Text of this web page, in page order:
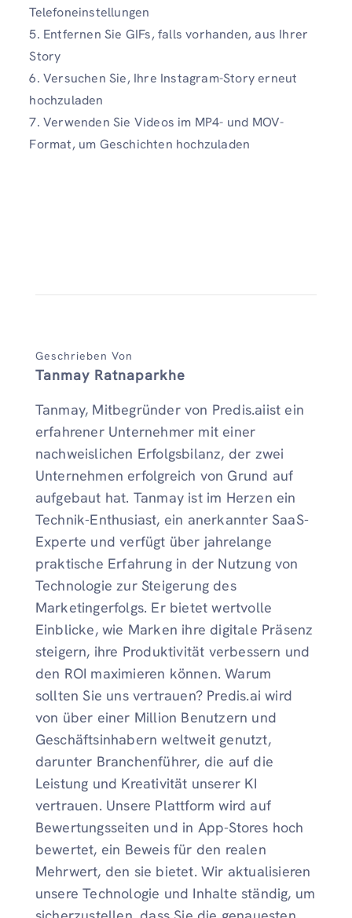
Telefoneinstellungen
5. Entfernen Sie GIFs, falls vorhanden, aus Ihrer
Story
6. Versuchen Sie, Ihre Instagram-Story erneut
hochzuladen
7. Verwenden Sie Videos im MP4- und MOV-
Format, um Geschichten hochzuladen
Geschrieben Von
Tanmay Ratnaparkhe
Tanmay, Mitbegründer von Predis.aiist ein
erfahrener Unternehmer mit einer
nachweislichen Erfolgsbilanz, der zwei
Unternehmen erfolgreich von Grund auf
aufgebaut hat. Tanmay ist im Herzen ein
Technik-Enthusiast, ein anerkannter SaaS-
Experte und verfügt über jahrelange
praktische Erfahrung in der Nutzung von
Technologie zur Steigerung des
Marketingerfolgs. Er bietet wertvolle
Einblicke, wie Marken ihre digitale Präsenz
steigern, ihre Produktivität verbessern und
den ROI maximieren können. Warum
sollten Sie uns vertrauen? Predis.ai wird
von über einer Million Benutzern und
Geschäftsinhabern weltweit genutzt,
darunter Branchenführer, die auf die
Leistung und Kreativität unserer KI
vertrauen. Unsere Plattform wird auf
Bewertungsseiten und in App-Stores hoch
bewertet, ein Beweis für den realen
Mehrwert, den sie bietet. Wir aktualisieren
unsere Technologie und Inhalte ständig, um